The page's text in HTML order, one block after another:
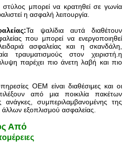
μπορεί να κρατηθεί σε γωνία
η ασφαλή λειτουργία.
Τα ψαλίδια αυτά διαθέτουν
που μπορεί να ενεργοποιηθεί
ασφαλείας και η σκανδάλη,
τραυματισμούς στον χειριστή.η
παρέχει πιο άνετη λαβή και πιο
OEM είναι διαθέσιμες και οι
από μια ποικιλία πακέτων
συμπεριλαμβανομένης της
εξοπλισμού ασφαλείας.
Από